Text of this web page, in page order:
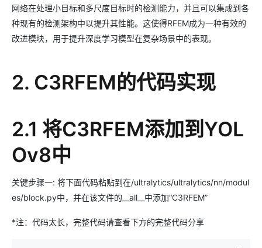
网络在处理小目标和多尺度目标时的检测能力，并且可以集成到各
种现有的检测架构中以提升其性能。这使得RFEM成为一种有效的
改进模块，用于提升深度学习模型在复杂场景中的表现。
2. C3RFEM的代码实现
2.1 将C3RFEM添加到YOL
Ov8中
关键步骤一: 将下面代码粘贴到在/ultralytics/ultralytics/nn/modul
es/block.py中，并在该文件的__all__中添加“C3RFEM”
*注：代码太长，完整代码请查看下方的完整代码分享